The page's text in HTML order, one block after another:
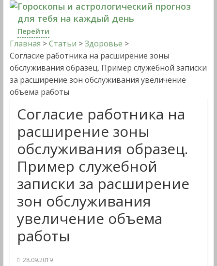
Гороскопы и астрологический прогноз
для тебя на каждый день
Перейти
Главная >Статьи >Здоровье >
Согласие работника на расширение зоны
обслуживания образец. Пример служебной записки
за расширение зон обслуживания увеличение
объема работы
Согласие работника на
расширение зоны
обслуживания образец.
Пример служебной
записки за расширение
зон обслуживания
увеличение объема
работы
28.09.2019